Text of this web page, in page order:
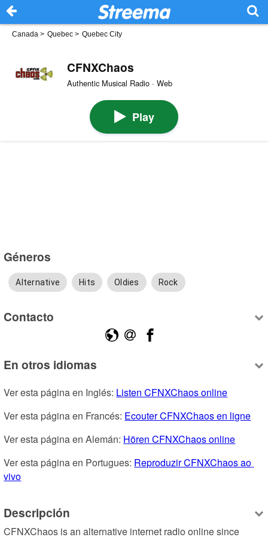
Canada > Quebec > Quebec City
CFNXChaos
Authentic Musical Radio · Web
Play
Géneros
Alternative Hits Oldies Rock
Contacto
En otros idiomas
Ver esta página en Inglés: Listen CFNXChaos online
Ver esta página en Francés: Ecouter CFNXChaos en ligne
Ver esta página en Alemán: Hören CFNXChaos online
Ver esta página en Portugues: Reproduzir CFNXChaos ao
vivo
Descripción
CFNXChaos is an alternative internet radio online since